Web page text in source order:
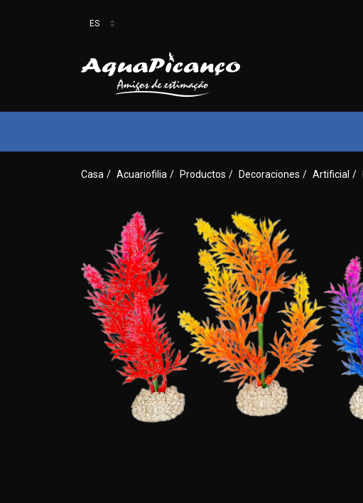
Casa / Acuariofilia / Productos / Decoraciones / Artificial /